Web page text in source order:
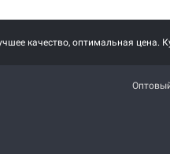
качество, оптимальная цена.